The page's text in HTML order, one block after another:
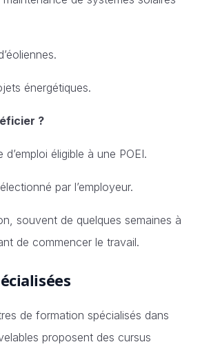
énergétiques.
?
éligible à une POEI.
par l’employeur.
souvent de quelques semaines à
de commencer le travail.
de formation spécialisés dans
proposent des cursus